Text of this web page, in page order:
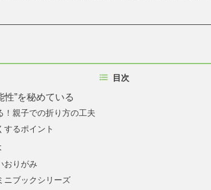
目次
性”を秘めている
！親子での折り方の工夫
するポイント
りがみ
ニブックシリーズ